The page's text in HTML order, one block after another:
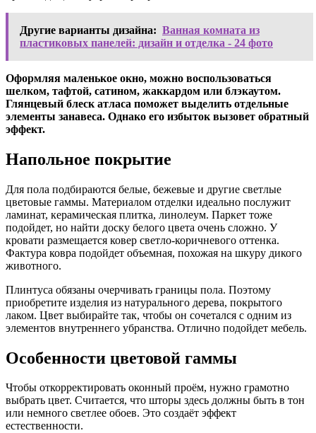
Другие варианты дизайна: Ванная комната из
пластиковых панелей: дизайн и отделка - 24 фото
Оформляя маленькое окно, можно воспользоваться
шелком, тафтой, сатином, жаккардом или блэкаутом.
Глянцевый блеск атласа поможет выделить отдельные
элементы занавеса. Однако его избыток вызовет обратный
эффект.
Напольное покрытие
Для пола подбираются белые, бежевые и другие светлые
цветовые гаммы. Материалом отделки идеально послужит
ламинат, керамическая плитка, линолеум. Паркет тоже
подойдет, но найти доску белого цвета очень сложно. У
кровати размещается ковер светло-коричневого оттенка.
Фактура ковра подойдет объемная, похожая на шкуру дикого
животного.
Плинтуса обязаны очерчивать границы пола. Поэтому
приобретите изделия из натурального дерева, покрытого
лаком. Цвет выбирайте так, чтобы он сочетался с одним из
элементов внутреннего убранства. Отлично подойдет мебель.
Особенности цветовой гаммы
Чтобы откорректировать оконный проём, нужно грамотно
выбрать цвет. Считается, что шторы здесь должны быть в тон
или немного светлее обоев. Это создаёт эффект
естественности.